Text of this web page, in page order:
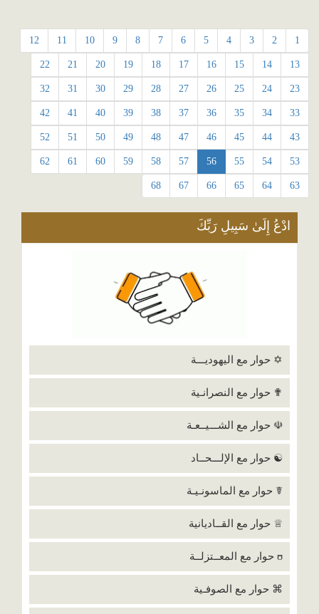
1
2
3
4
5
6
7
8
9
10
11
12
13
14
15
16
17
18
19
20
21
22
23
24
25
26
27
28
29
30
31
32
33
34
35
36
37
38
39
40
41
42
43
44
45
46
47
48
49
50
51
52
53
54
55
56
57
58
59
60
61
62
63
64
65
66
67
68
ادْعُ إِلَىٰ سَبِيلِ رَبِّكَ
✡ حوار مع اليهوديـــة
✟ حوار مع النصرانـية
☫ حوار مع الشـــيــعـة
☯ حوار مع الإلـــحــاد
☤ حوار مع الماسونـيـة
♕ حوار مع القــاديانية
ʊ حوار مع المعــتزلــة
⌘ حوار مع الصوفـية